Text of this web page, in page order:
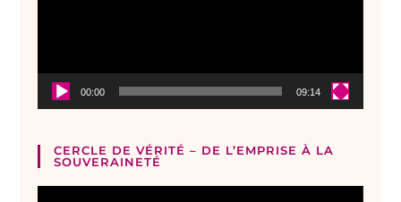
00:00 09:14
CERCLE DE VÉRITÉ – DE L’EMPRISE À LA
SOUVERAINETÉ